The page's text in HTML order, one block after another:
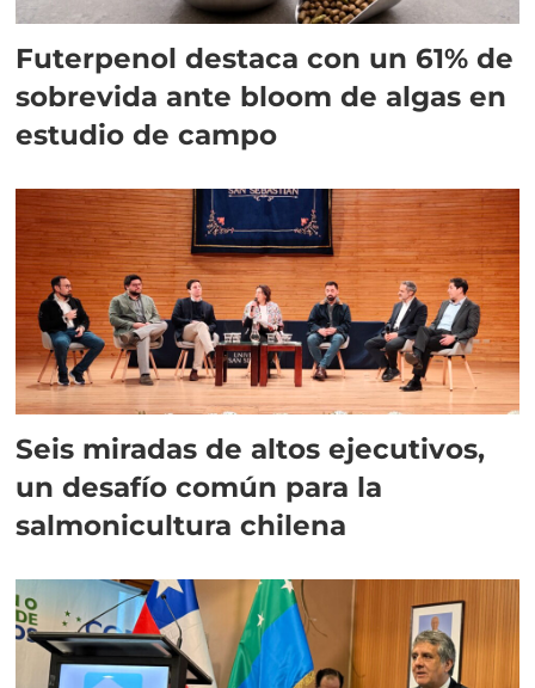
Futerpenol destaca con un 61% de
sobrevida ante bloom de algas en
estudio de campo
Seis miradas de altos ejecutivos,
un desafío común para la
salmonicultura chilena